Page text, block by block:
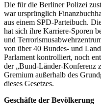
Die für die Berliner Polizei
war ursprünglich
aus einem SPD-Parteibuch.
hat sich ihre Karriere-Sporen
und
von über 40 Bundes- und
Parlament kontrolliert, noch
der „Bund-Länder-Konferenz
Gremium außerhalb des
dieses Gesetzes.
Geschäfte der Bevölkerung